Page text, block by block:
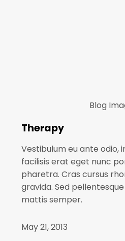
Blog
Therapy
Vestibulum eu ante odio,
facilisis erat eget nunc
pharetra. Cras cursus
gravida. Sed
mattis semper.
May 21, 2013